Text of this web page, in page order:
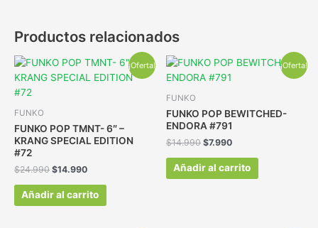
Productos relacionados
¡Oferta!
FUNKO
FUNKO POP TMNT- 6″ –
KRANG SPECIAL EDITION
#72
$24.990 $14.990
Añadir al carrito
¡Oferta!
FUNKO
FUNKO POP BEWITCHED-
ENDORA #791
$14.990 $7.990
Añadir al carrito